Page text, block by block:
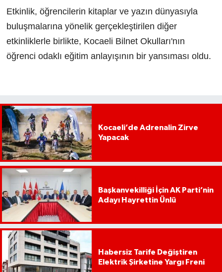
Etkinlik, öğrencilerin kitaplar ve yazın dünyasıyla
buluşmalarına yönelik gerçekleştirilen diğer
etkinliklerle birlikte, Kocaeli Bilnet Okulları'nın
öğrenci odaklı eğitim anlayışının bir yansıması oldu.
Kocaeli’de Adrenalin Zirve
Yapacak
Başkanvekilliği İçin AK Parti’nin
Adayı Hayrettin Ünlü
Habersiz Tarife Değiştiren
Elektrik Şirketine Yargı Freni